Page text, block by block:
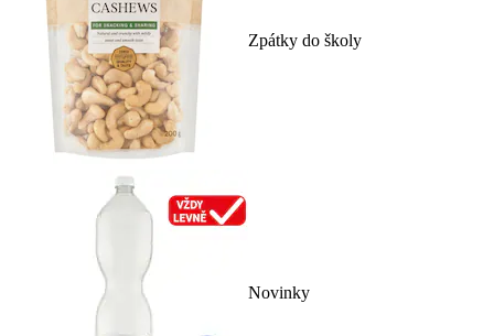
Zpátky do školy
Novinky